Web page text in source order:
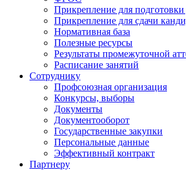
Прикрепление для подготовки
Прикрепление для сдачи
Нормативная база
Полезные ресурсы
Результаты промежуточной
Расписание занятий
Сотруднику
Профсоюзная организация
Конкурсы, выборы
Документы
Документооборот
Государственные закупки
Персональные данные
Эффективный контракт
Партнеру